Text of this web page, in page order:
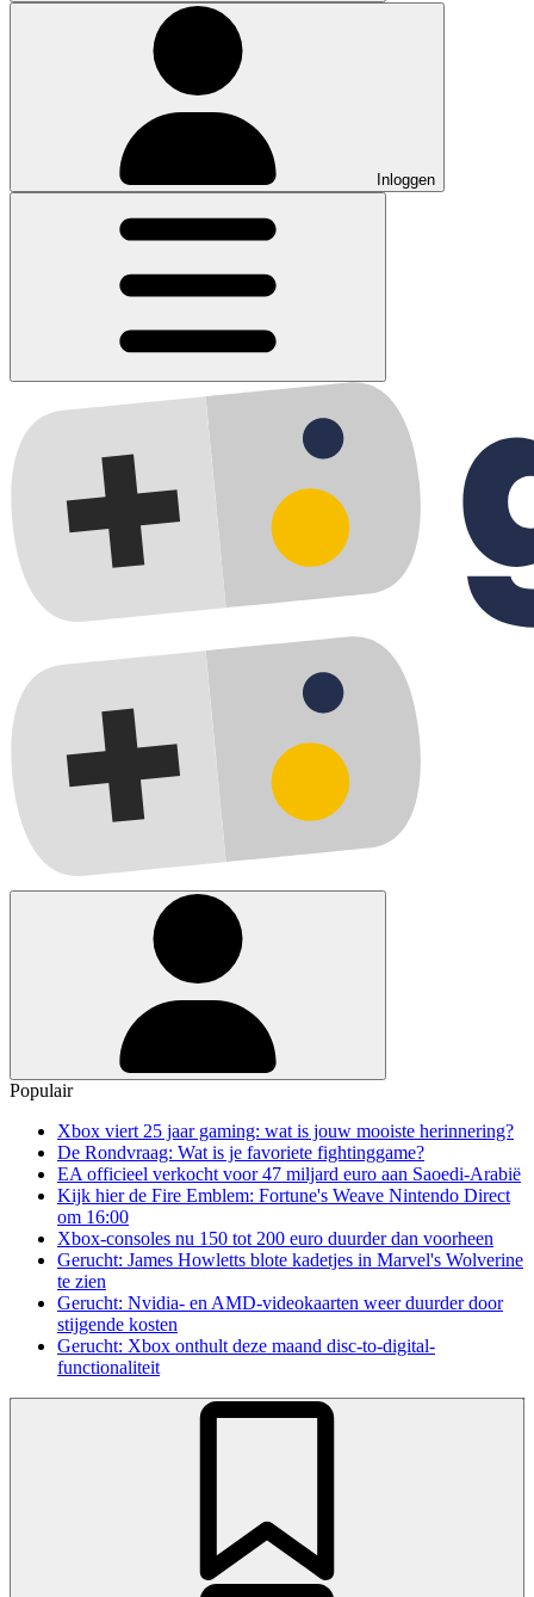
Inloggen
Populair
Xbox viert 25 jaar gaming: wat is jouw mooiste herinnering?
De Rondvraag: Wat is je favoriete fightinggame?
EA officieel verkocht voor 47 miljard euro aan Saoedi-Arabië
Kijk hier de Fire Emblem: Fortune's Weave Nintendo Direct
om 16:00
Xbox-consoles nu 150 tot 200 euro duurder dan voorheen
Gerucht: James Howletts blote kadetjes in Marvel's Wolverine
te zien
Gerucht: Nvidia- en AMD-videokaarten weer duurder door
stijgende kosten
Gerucht: Xbox onthult deze maand disc-to-digital-
functionaliteit